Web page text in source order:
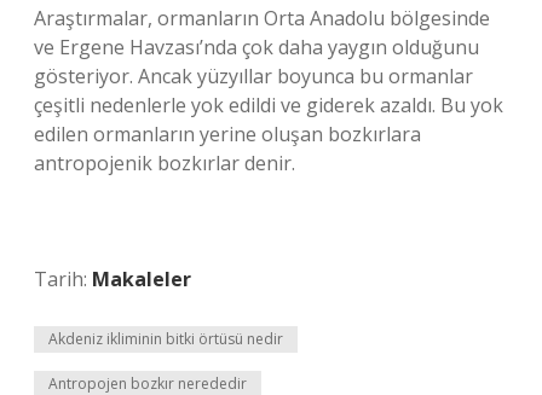
Araştırmalar, ormanların Orta Anadolu bölgesinde
ve Ergene Havzası’nda çok daha yaygın olduğunu
gösteriyor. Ancak yüzyıllar boyunca bu ormanlar
çeşitli nedenlerle yok edildi ve giderek azaldı. Bu yok
edilen ormanların yerine oluşan bozkırlara
antropojenik bozkırlar denir.
Tarih: Makaleler
Akdeniz ikliminin bitki örtüsü nedir
Antropojen bozkır nerededir